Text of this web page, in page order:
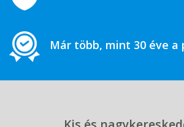
Már több, mint 30 éve a